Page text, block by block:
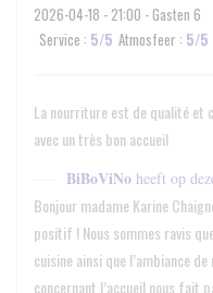
2026-04-18 - 21:00 - Gasten 6
Service : 5/5 Atmosfeer : 5/5
La nourriture est de qualité et
avec un très bon accueil
BiBoViNo heeft op
Bonjour madame Karine
positif ! Nous sommes ravis
cuisine ainsi que l’ambiance
concernant l’accueil nous fait